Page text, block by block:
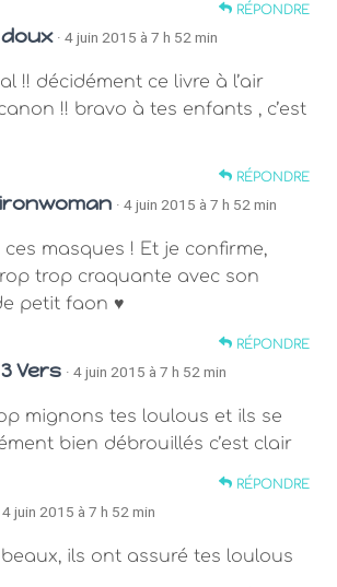
RÉPONDRE
· 4 juin 2015 à 7 h 52 min
!! décidément ce livre à l’air
!! bravo à tes enfants , c’est
RÉPONDRE
· 4 juin 2015 à 7 h 52 min
masques ! Et je confirme,
trop craquante avec son
petit faon ♥
RÉPONDRE
Vers · 4 juin 2015 à 7 h 52 min
mignons tes loulous et ils se
bien débrouillés c’est clair
RÉPONDRE
4 juin 2015 à 7 h 52 min
ils ont assuré tes loulous